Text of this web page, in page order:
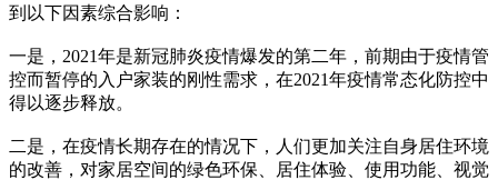
到以下因素综合影响：
一是，2021年是新冠肺炎疫情爆发的第二年，前期由于疫情管
控而暂停的入户家装的刚性需求，在2021年疫情常态化防控中
得以逐步释放。
二是，在疫情长期存在的情况下，人们更加关注自身居住环境
的改善，对家居空间的绿色环保、居住体验、使用功能、视觉